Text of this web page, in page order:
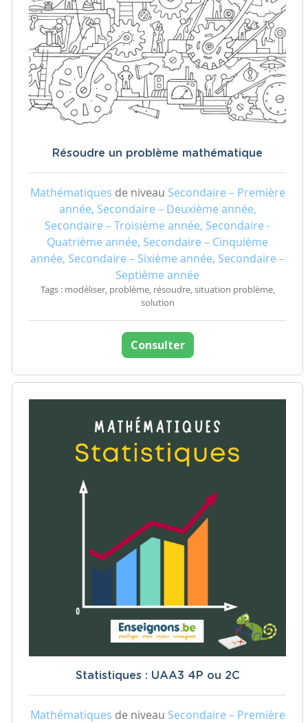
Résoudre un problème mathématique
Mathématiques de niveau Secondaire – Première
année, Secondaire – Deuxième année,
Secondaire – Troisième année, Secondaire -
Quatrième année, Secondaire – Cinquième
année, Secondaire – Sixième année, Secondaire –
Septième année
Tags : modéliser, problème, résoudre, situation problème,
solution
Consulter
Statistiques : UAA3 4P ou 2C
Mathématiques de niveau Secondaire – Première